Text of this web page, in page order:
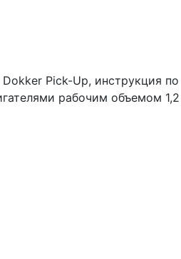
Pick-Up, инструкция
рабочим объемом